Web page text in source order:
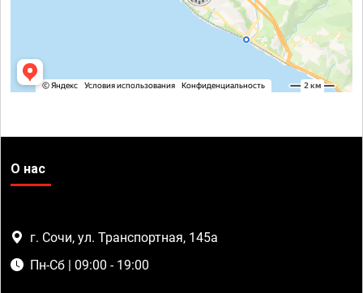
О нас
г. Сочи, ул. Транспортная, 145а
Пн-Сб | 09:00 - 19:00